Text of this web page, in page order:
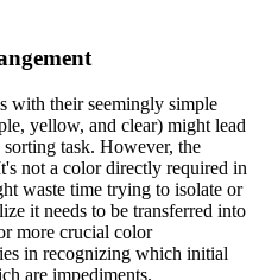
with their seemingly simple
yellow, and clear) might lead
task. However, the
not a color directly required in
waste time trying to isolate or
it needs to be transferred into
more crucial color
in recognizing which initial
are impediments.